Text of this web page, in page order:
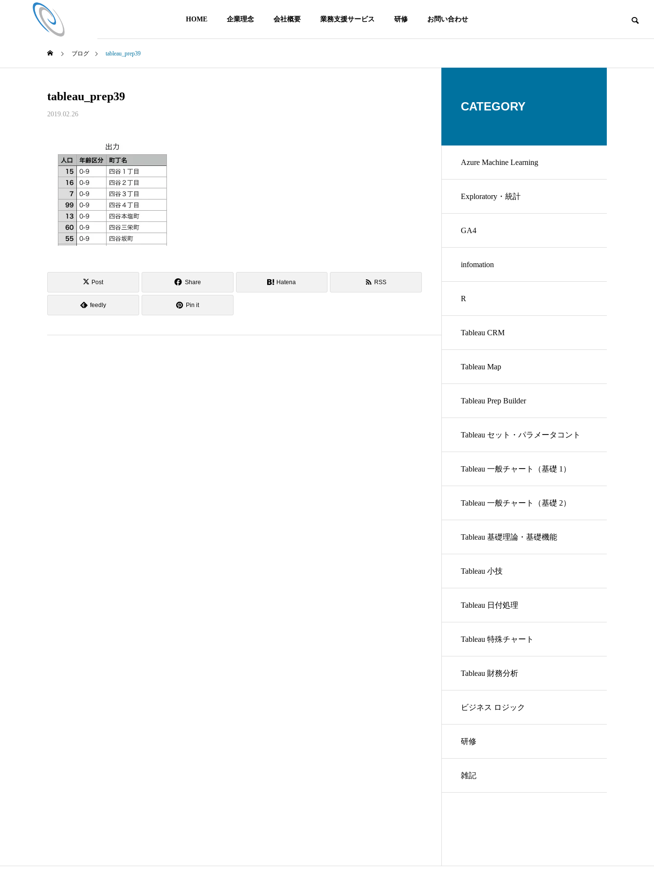
HOME 企業理念 会社概要 業務支援サービス 研修 お問い合わせ
ブログ tableau_prep39
tableau_prep39
2019.02.26
Post Share Hatena RSS
feedly Pin it
CATEGORY
Azure Machine Learning
Exploratory・統計
GA4
infomation
R
Tableau CRM
Tableau Map
Tableau Prep Builder
Tableau セット・パラメータコント
ロール
Tableau 一般チャート（基礎 1）
Tableau 一般チャート（基礎 2）
Tableau 基礎理論・基礎機能
Tableau 小技
Tableau 日付処理
Tableau 特殊チャート
Tableau 財務分析
ビジネス ロジック
研修
雑記